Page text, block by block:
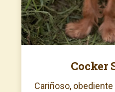
Cocker
Cariñoso,